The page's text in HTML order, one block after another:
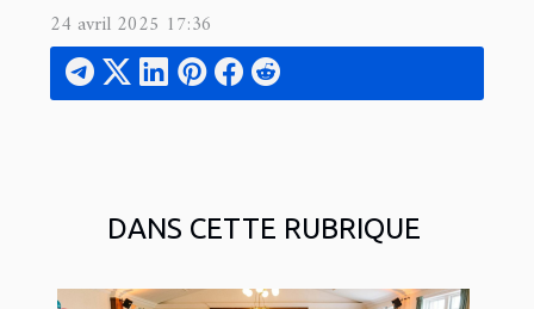
24 avril 2025 17:36
DANS CETTE RUBRIQUE